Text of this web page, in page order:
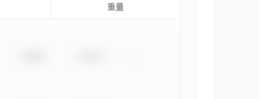
重量